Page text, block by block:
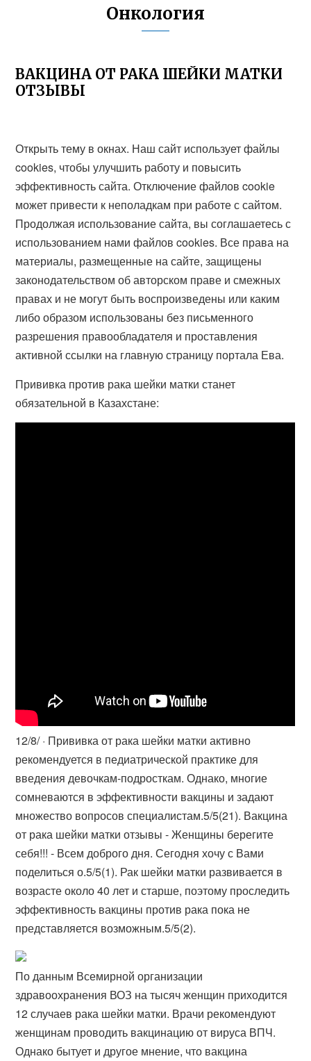
Онкология
ВАКЦИНА ОТ РАКА ШЕЙКИ МАТКИ
ОТЗЫВЫ
Открыть тему в окнах. Наш сайт использует файлы
cookies, чтобы улучшить работу и повысить
эффективность сайта. Отключение файлов cookie
может привести к неполадкам при работе с сайтом.
Продолжая использование сайта, вы соглашаетесь с
использованием нами файлов cookies. Все права на
материалы, размещенные на сайте, защищены
законодательством об авторском праве и смежных
правах и не могут быть воспроизведены или каким
либо образом использованы без письменного
разрешения правообладателя и проставления
активной ссылки на главную страницу портала Ева.
Прививка против рака шейки матки станет
обязательной в Казахстане:
12/8/ · Прививка от рака шейки матки активно
рекомендуется в педиатрической практике для
введения девочкам-подросткам. Однако, многие
сомневаются в эффективности вакцины и задают
множество вопросов специалистам.5/5(21). Вакцина
от рака шейки матки отзывы - Женщины берегите
себя!!! - Всем доброго дня. Сегодня хочу с Вами
поделиться о.5/5(1). Рак шейки матки развивается в
возрасте около 40 лет и старше, поэтому проследить
эффективность вакцины против рака пока не
представляется возможным.5/5(2).
По данным Всемирной организации
здравоохранения ВОЗ на тысяч женщин приходится
12 случаев рака шейки матки. Врачи рекомендуют
женщинам проводить вакцинацию от вируса ВПЧ.
Однако бытует и другое мнение, что вакцина